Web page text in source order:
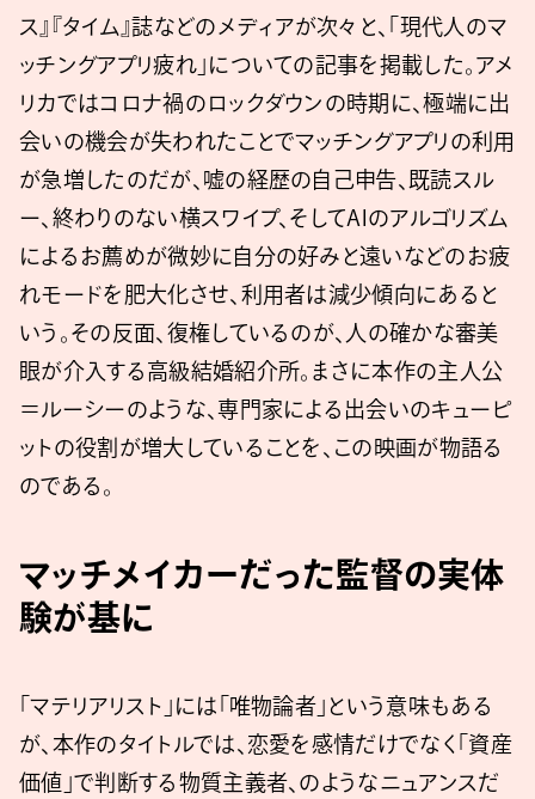
ス』『タイム』誌などのメディアが次々と、「現代人のマ
ッチングアプリ疲れ」についての記事を掲載した。アメ
リカではコロナ禍のロックダウンの時期に、極端に出
会いの機会が失われたことでマッチングアプリの利用
が急増したのだが、嘘の経歴の自己申告、既読スル
ー、終わりのない横スワイプ、そしてAIのアルゴリズム
によるお薦めが微妙に自分の好みと遠いなどのお疲
れモードを肥大化させ、利用者は減少傾向にあると
いう。その反面、復権しているのが、人の確かな審美
眼が介入する高級結婚紹介所。まさに本作の主人公
＝ルーシーのような、専門家による出会いのキューピ
ットの役割が増大していることを、この映画が物語る
のである。
マッチメイカーだった監督の実体
験が基に
「マテリアリスト」には「唯物論者」という意味もある
が、本作のタイトルでは、恋愛を感情だけでなく「資産
価値」で判断する物質主義者、のようなニュアンスだ